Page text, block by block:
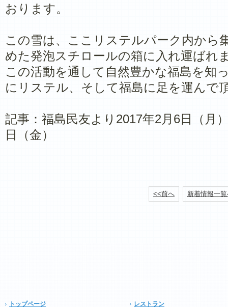
おります。
この雪は、ここリステルパーク内から
めた発泡スチロールの箱に入れ運ばれ
この活動を通して自然豊かな福島を知
にリステル、そして福島に足を運んで
記事：福島民友より2017年2月6日（月
日（金）
<<前へ 新着情報一
トップページ
レストラン